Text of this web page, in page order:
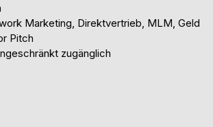
Marketing, Direktvertrieb, MLM, Geld
Pitch
zugänglich